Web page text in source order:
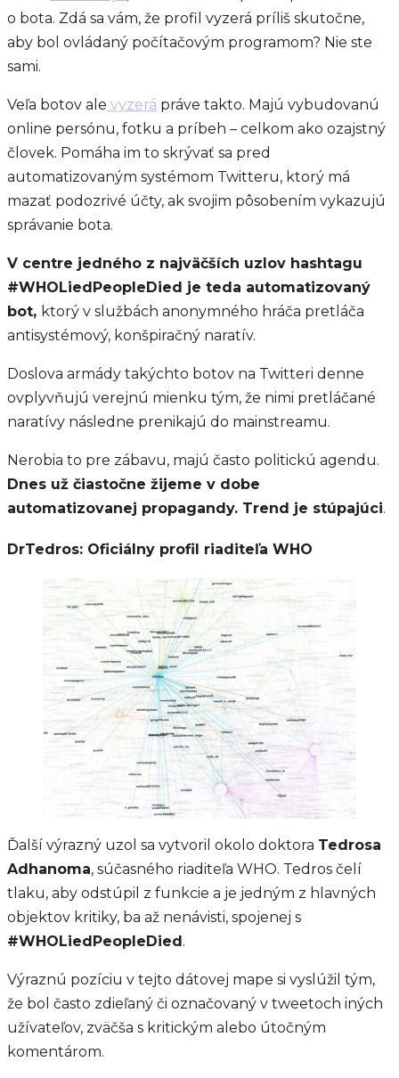
o bota. Zdá sa vám, že profil vyzerá príliš skutočne,
aby bol ovládaný počítačovým programom? Nie ste
sami.
Veľa botov ale vyzerá práve takto. Majú vybudovanú
online persónu, fotku a príbeh – celkom ako ozajstný
človek. Pomáha im to skrývať sa pred
automatizovaným systémom Twitteru, ktorý má
mazať podozrivé účty, ak svojim pôsobením vykazujú
správanie bota.
V centre jedného z najväčších uzlov hashtagu
#WHOLiedPeopleDied je teda automatizovaný
bot, ktorý v službách anonymného hráča pretláča
antisystémový, konšpiračný naratív.
Doslova armády takýchto botov na Twitteri denne
ovplyvňujú verejnú mienku tým, že nimi pretláčané
naratívy následne prenikajú do mainstreamu.
Nerobia to pre zábavu, majú často politickú agendu.
Dnes už čiastočne žijeme v dobe
automatizovanej propagandy. Trend je stúpajúci.
DrTedros: Oficiálny profil riaditeľa WHO
Ďalší výrazný uzol sa vytvoril okolo doktora Tedrosa
Adhanoma, súčasného riaditeľa WHO. Tedros čelí
tlaku, aby odstúpil z funkcie a je jedným z hlavných
objektov kritiky, ba až nenávisti, spojenej s
#WHOLiedPeopleDied.
Výraznú pozíciu v tejto dátovej mape si vyslúžil tým,
že bol často zdieľaný či označovaný v tweetoch iných
užívateľov, zväčša s kritickým alebo útočným
komentárom.